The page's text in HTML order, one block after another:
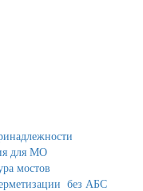
для МО
мостов
без АБС